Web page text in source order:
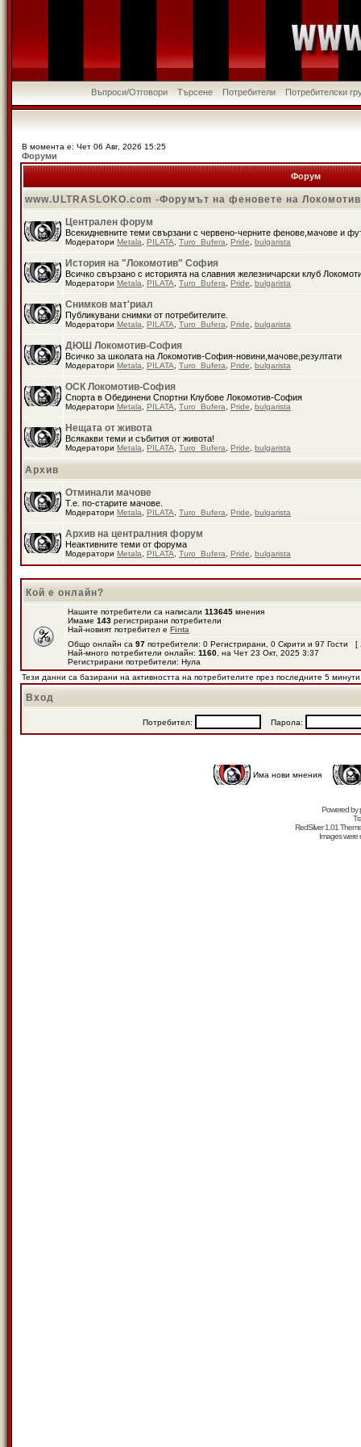
Въпроси/Отговори Търсене Потребители Потребителски
В момента е: Чет 06 Авг, 2026 15:25
Форуми
Форум
www.ULTRASLOKO.com -Форумът на феновете на
Централен форум
Всекидневните теми свързани с червено-черните фенове,мачове и
Модератори Metala PILATA Turo_Bufera Pride bulgarista
История на "Локомотив" София
Всичко свързано с историята на славния железничарски клуб
Модератори Metala PILATA Turo_Bufera Pride bulgarista
Снимков мат'риал
Публикувани снимки от потребителите.
Модератори Metala PILATA Turo_Bufera Pride bulgarista
ДЮШ Локомотив-София
Всичко за школата на Локомотив-София-новини,мачове,резултати
Модератори Metala PILATA Turo_Bufera Pride bulgarista
ОСК Локомотив-София
Спорта в Обединени Спортни Клубове Локомотив-София
Модератори Metala PILATA Turo_Bufera Pride bulgarista
Нещата от живота
Всякакви теми и събития от живота!
Модератори Metala PILATA Turo_Bufera Pride bulgarista
Архив
Отминали мачове
Т.е. по-старите мачове.
Модератори Metala PILATA Turo_Bufera Pride bulgarista
Архив на централния форум
Неактивните теми от форума
Модератори Metala PILATA Turo_Bufera Pride bulgarista
Кой е онлайн?
Нашите потребители са написали 113645 мнения
Имаме 143 регистрирани потребители
Най-новият потребител е Finta
Общо онлайн са 97 потребители: 0 Регистрирани, 0 Скрити и 97 Гости [
Най-много потребители онлайн: 1160 , на Чет 23 Окт, 2025 3:37
Регистрирани потребители: Нула
Тези данни са базирани на активността на потребителите през последните 5 минути
Вход
Потребител: Парола:
Има нови мнения
Powered by
RedSilver 1.01
Images were